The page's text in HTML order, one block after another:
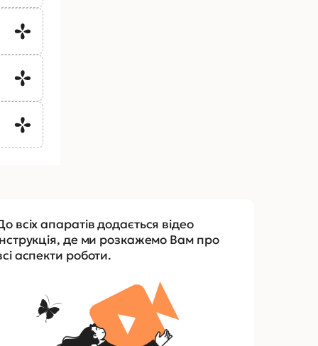
всіх апаратів додається відео
де ми розкажемо Вам про
аспекти роботи.